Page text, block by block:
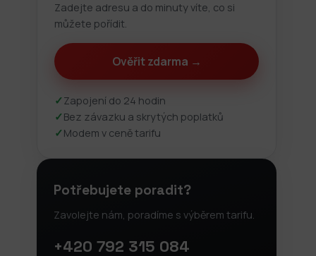
Zadejte adresu a do minuty víte, co si
můžete pořídit.
Ověřit zdarma →
✓Zapojení do 24 hodin
✓Bez závazku a skrytých poplatků
✓Modem v ceně tarifu
Potřebujete poradit?
Zavolejte nám, poradíme s výběrem tarifu.
+420 792 315 084